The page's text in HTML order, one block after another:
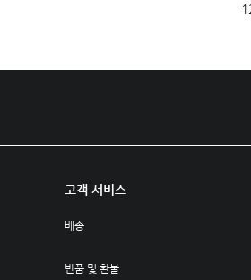
고객 서비스
배송
반품 및 환불